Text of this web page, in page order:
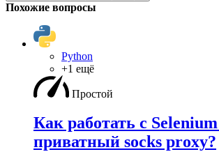
Похожие вопросы
Python
+1 ещё
Простой
Как работать с Selenium
приватный socks proxy?